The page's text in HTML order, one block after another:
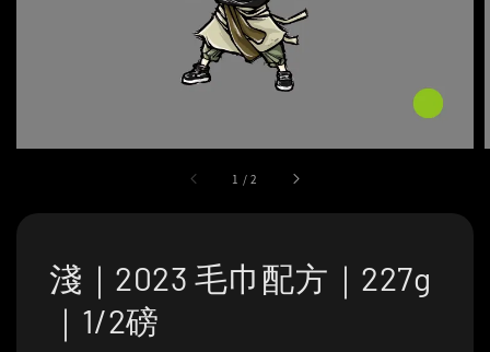
1 /2
淺｜2023 毛巾配方｜227g
｜1/2磅